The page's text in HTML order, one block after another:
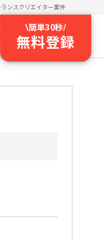
ランスクリエイター案件
\簡単30秒/
無料登録